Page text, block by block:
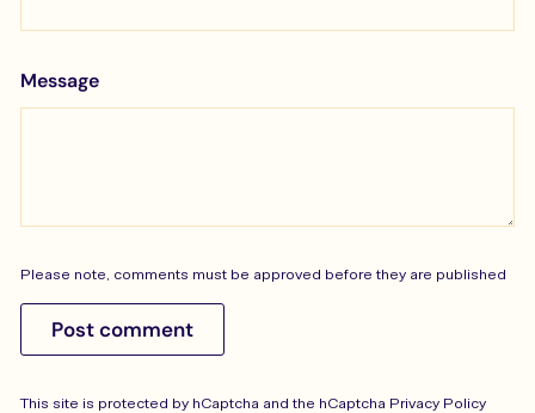
Message
Please note, comments must be approved before they are published
Post comment
This site is protected by hCaptcha and the hCaptcha Privacy Policy